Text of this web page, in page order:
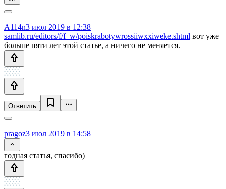
A114n3 июл 2019 в 12:38
samlib.ru/editors/f/f_w/poiskrabotywrossiiwxxiweke.shtml вот уже
больше пяти лет этой статье, а ничего не меняется.
Ответить
pragoz3 июл 2019 в 14:58
годная статья, спасибо)